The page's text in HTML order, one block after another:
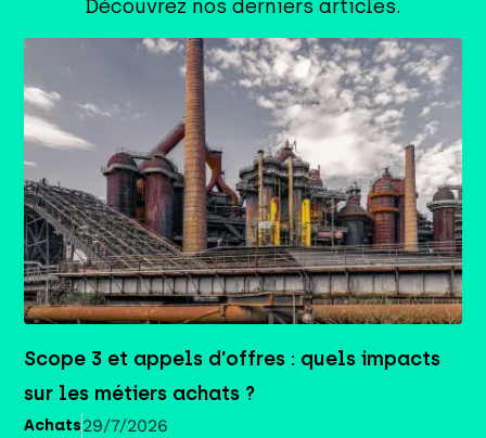
Découvrez nos derniers articles.
Scope 3 et appels d’offres : quels impacts
sur les métiers achats ?
Achats29/7/2026